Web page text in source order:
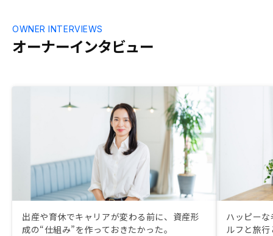
オーナーインタビュー
OWNER INTERVIEWS
出産や育休でキャリアが変わる前に、資産形
成の“仕組み”を作っておきたかった。
ハッピー
ルフと旅